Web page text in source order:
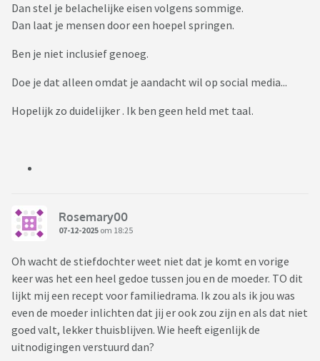
Dan stel je belachelijke eisen volgens sommige.
Dan laat je mensen door een hoepel springen.
Ben je niet inclusief genoeg.
Doe je dat alleen omdat je aandacht wil op social media...
Hopelijk zo duidelijker . Ik ben geen held met taal.
Rosemary00
07-12-2025 om 18:25
Oh wacht de stiefdochter weet niet dat je komt en vorige
keer was het een heel gedoe tussen jou en de moeder. TO dit
lijkt mij een recept voor familiedrama. Ik zou als ik jou was
even de moeder inlichten dat jij er ook zou zijn en als dat niet
goed valt, lekker thuisblijven. Wie heeft eigenlijk de
uitnodigingen verstuurd dan?